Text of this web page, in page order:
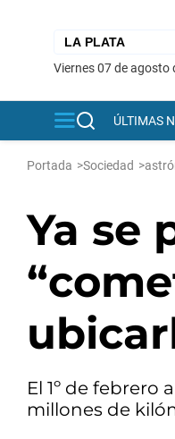
viernes 07 de agosto
ÚLTIMAS
Portada >Sociedad >
Ya se
El 1º de febrero
millones de